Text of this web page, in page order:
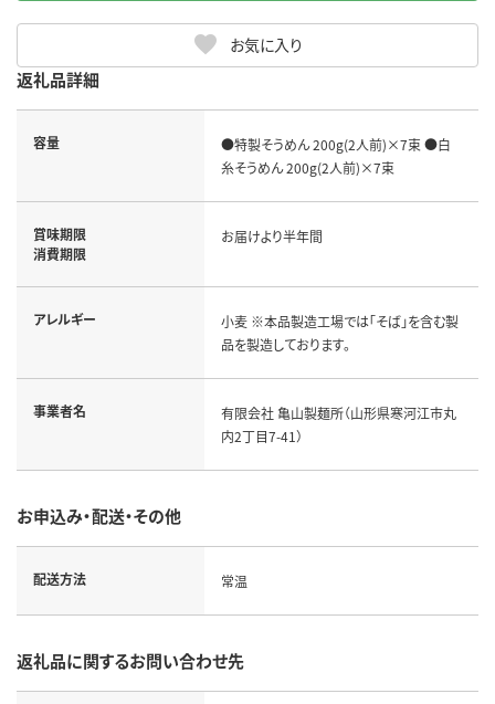
お気に入り
返礼品詳細
容量
●特製そうめん 200g(2人前)×7束 ●白
糸そうめん 200g(2人前)×7束
賞味期限
消費期限
お届けより半年間
アレルギー
小麦 ※本品製造工場では「そば」を含む製
品を製造しております。
事業者名
有限会社 亀山製麺所（山形県寒河江市丸
内2丁目7-41）
お申込み・配送・その他
配送方法 常温
返礼品に関するお問い合わせ先